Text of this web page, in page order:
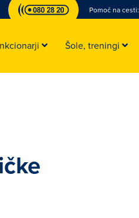
Pomoč na cesti:
Šole, treningi